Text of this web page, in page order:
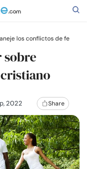
los conflictos de fe
sobre
2022 Share